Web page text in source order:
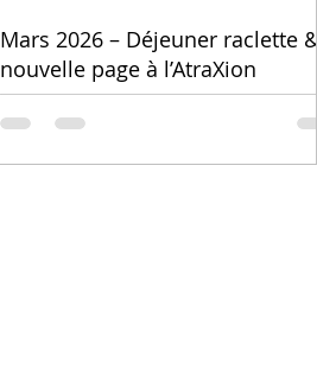
Mars 2026 – Déjeuner raclette &
nouvelle page à l’AtraXion